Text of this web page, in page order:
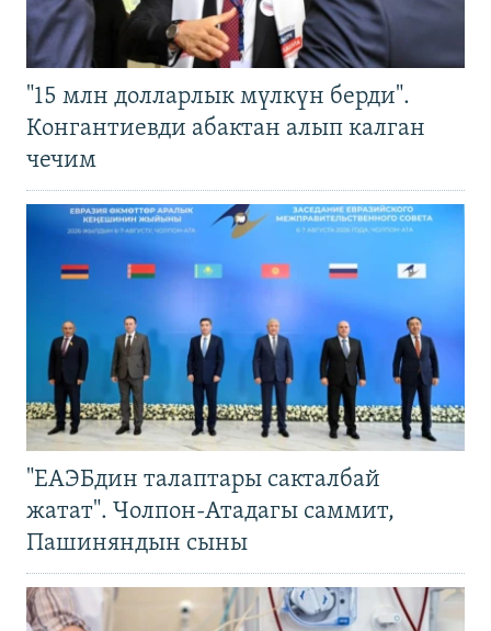
"15 млн долларлык мүлкүн берди".
Конгантиевди абактан алып калган
чечим
"ЕАЭБдин талаптары сакталбай
жатат". Чолпон-Атадагы саммит,
Пашиняндын сыны